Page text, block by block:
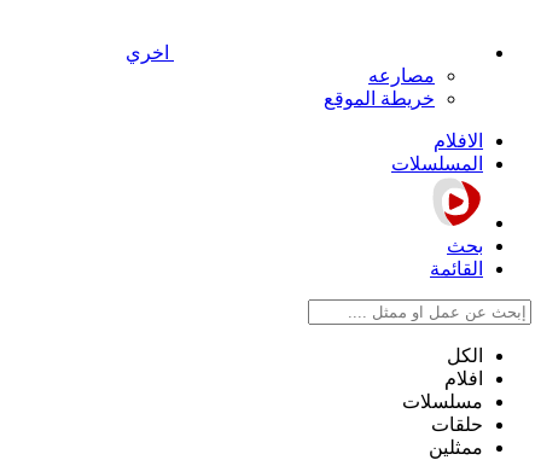
اخري
مصارعه
خريطة الموقع
الافلام
المسلسلات
بحث
القائمة
الكل
افلام
مسلسلات
حلقات
ممثلين